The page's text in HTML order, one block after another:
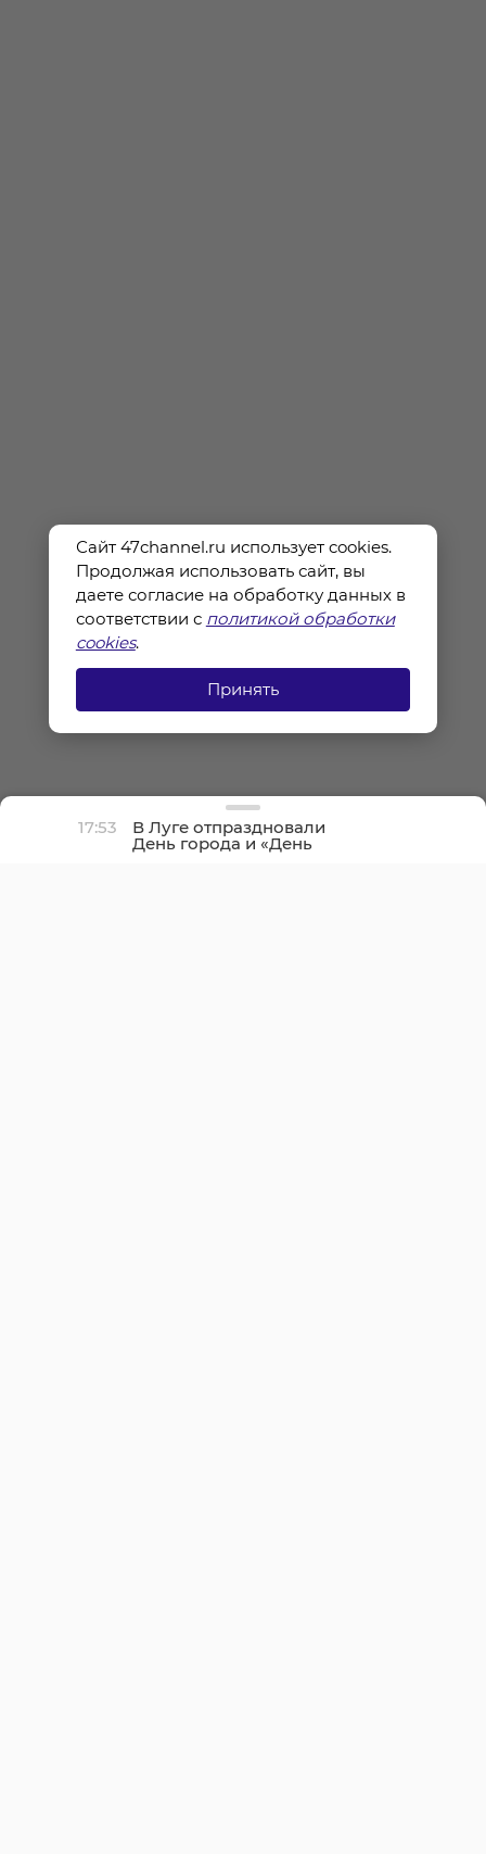
17:53 В Луге отпраздновали
День города и «День
детства»
Сайт 47channel.ru использует cookies.
Продолжая использовать сайт, вы
даете согласие на обработку данных в
соответствии с политикой обработки
cookies.
Принять